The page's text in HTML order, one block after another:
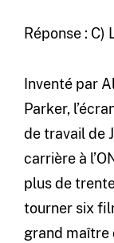
Réponse : C)
Inventé par
Parker,
de travail de
carrière à
plus de
tourner six
grand maître